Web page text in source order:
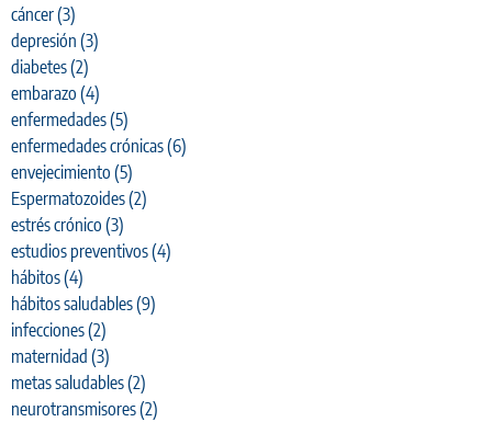
cáncer(3)
depresión (3)
diabetes(2)
embarazo (4)
enfermedades(5)
enfermedades crónicas(6)
envejecimiento (5)
Espermatozoides(2)
estrés crónico (3)
estudios preventivos(4)
hábitos(4)
hábitos saludables(9)
infecciones(2)
maternidad (3)
metas saludables(2)
neurotransmisores(2)